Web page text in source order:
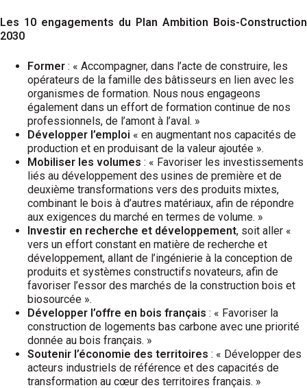
Les 10 engagements du Plan Ambition Bois-Construction
2030
Former : « Accompagner, dans l’acte de construire, les
opérateurs de la famille des bâtisseurs en lien avec les
organismes de formation. Nous nous engageons
également dans un effort de formation continue de nos
professionnels, de l’amont à l’aval. »
Développer l’emploi « en augmentant nos capacités de
production et en produisant de la valeur ajoutée ».
Mobiliser les volumes : « Favoriser les investissements
liés au développement des usines de première et de
deuxième transformations vers des produits mixtes,
combinant le bois à d’autres matériaux, afin de répondre
aux exigences du marché en termes de volume. »
Investir en recherche et développement, soit aller «
vers un effort constant en matière de recherche et
développement, allant de l’ingénierie à la conception de
produits et systèmes constructifs novateurs, afin de
favoriser l’essor des marchés de la construction bois et
biosourcée ».
Développer l’offre en bois français : « Favoriser la
construction de logements bas carbone avec une priorité
donnée au bois français. »
Soutenir l’économie des territoires : « Développer des
acteurs industriels de référence et des capacités de
transformation au cœur des territoires français. »